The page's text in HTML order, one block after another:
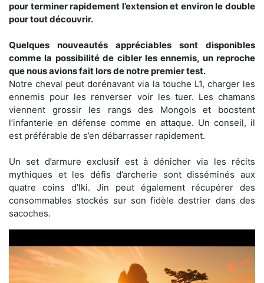
pour terminer rapidement l’extension et environ le double
pour tout découvrir.
Quelques nouveautés appréciables sont disponibles
comme la possibilité de cibler les ennemis, un reproche
que nous avions fait lors de notre premier test.
Notre cheval peut dorénavant via la touche L1, charger les
ennemis pour les renverser voir les tuer. Les chamans
viennent grossir les rangs des Mongols et boostent
l’infanterie en défense comme en attaque. Un conseil, il
est préférable de s’en débarrasser rapidement.
Un set d’armure exclusif est à dénicher via les récits
mythiques et les défis d’archerie sont disséminés aux
quatre coins d’Iki. Jin peut également récupérer des
consommables stockés sur son fidèle destrier dans des
sacoches.